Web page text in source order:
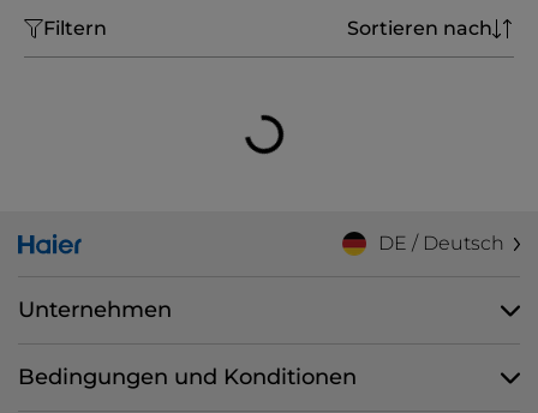
Filtern Sortieren nach
DE / Deutsch
Unternehmen
Bedingungen und Konditionen